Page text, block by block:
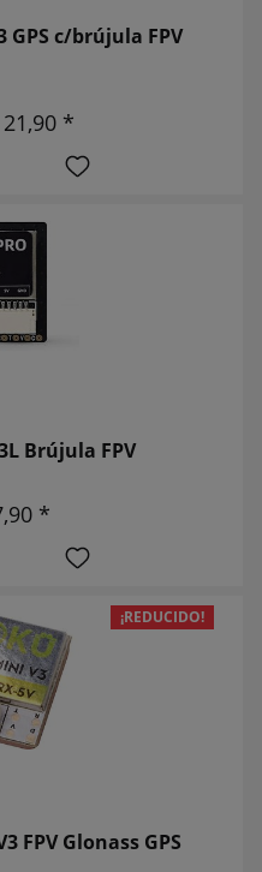
GPS c/brújula FPV
*
Brújula FPV
*
¡REDUCIDO!
FPV Glonass GPS